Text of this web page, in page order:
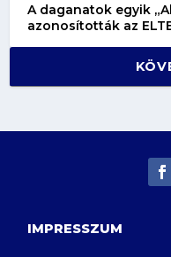
A daganatok egyik
azonosították az
IMPRESSZUM